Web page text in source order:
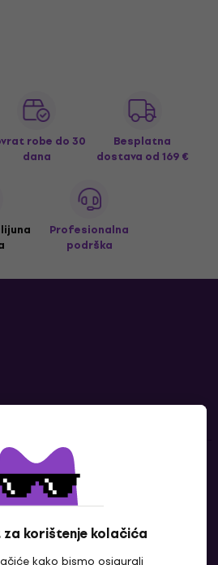
korištenje kolačića
kako bismo osigurali
robe do 30
dana
Besplatna
dostava od 169 €
Profesionalna
podrška
Kontakti
Javi nam se